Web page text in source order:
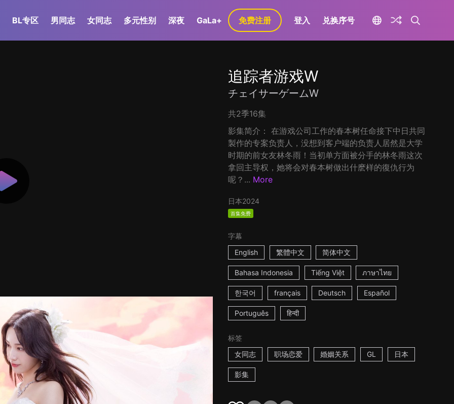
BL专区 男同志 女同志 多元性别 深夜 GaLa+ 免费注册 登入 兑换序号
追踪者游戏W
チェイサーゲームW
共2季16集
影集简介： 在游戏公司工作的春本树任命接下中日共同
製作的专案负责人，没想到客户端的负责人居然是大学
时期的前女友林冬雨！当初单方面被分手的林冬雨这次
拿回主导权，她将会对春本树做出什麽样的復仇行为
呢？... More
日本2024
首集免费
字幕
English
繁體中文 简体中文
Bahasa Indonesia Tiếng Việt ภาษาไทย
한국어 français Deutsch Español
Português हिन्दी
标签
女同志
职场恋爱 婚姻关系 GL 日本
影集